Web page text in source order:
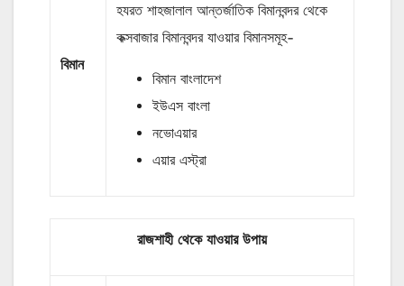
বিমান
হযরত শাহজালাল আন্তর্জাতিক বিমানবন্দর থেকে
কক্সবাজার বিমানবন্দর যাওয়ার বিমানসমূহ-
বিমান বাংলাদেশ
ইউএস বাংলা
নভোএয়ার
এয়ার এস্ট্রা
রাজশাহী থেকে যাওয়ার উপায়